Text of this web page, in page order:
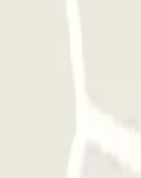
tu vehículo.
tu vehículo.